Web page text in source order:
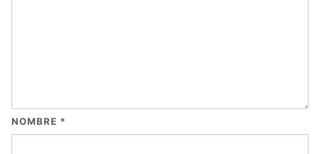
NOMBRE *